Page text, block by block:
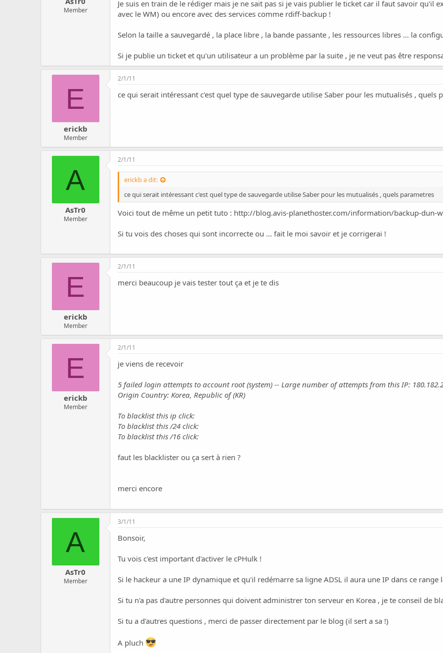
Member
Je suis en train de le rédiger mais je ne sait pas si je vais publier le ticket car il faut savoir qu'il
avec le WM) ou encore avec des services comme rdiff-backup !
Selon la taille a sauvegardé , la place libre , la bande passante , les ressources libres ... la
Si je publie un ticket et qu'un utilisateur a un problème par la suite , je ne veut pas être
E
erickb
Member
2/1/11
ce qui serait intéressant c'est quel type de sauvegarde utilise Saber pour les mutualisés , quels
A
AsTr0
Member
2/1/11
erickb a dit:
ce qui serait intéressant c'est quel type de sauvegarde utilise Saber pour les mutualisés , quels parametres
Voici tout de même un petit tuto : http://blog.avis-planethoster.com/information/backup-dun-
Si tu vois des choses qui sont incorrecte ou ... fait le moi savoir et je corrigerai !
E
erickb
Member
2/1/11
merci beaucoup je vais tester tout ça et je te dis
E
erickb
Member
2/1/11
je viens de recevoir
5 failed login attempts to account root (system) -- Large number of attempts from this IP:
Origin Country: Korea, Republic of (KR)
To blacklist this ip click:
To blacklist this /24 click:
To blacklist this /16 click:
faut les blacklister ou ça sert à rien ?
merci encore
A
AsTr0
Member
3/1/11
Bonsoir,
Tu vois c'est important d'activer le cPHulk !
Si le hackeur a une IP dynamique et qu'il redémarre sa ligne ADSL il aura une IP dans ce
Si tu n'a pas d'autre personnes qui doivent administrer ton serveur en Korea , je te conseil de
Si tu a d'autres questions , merci de passer directement par le blog (il sert a sa !)
A pluch